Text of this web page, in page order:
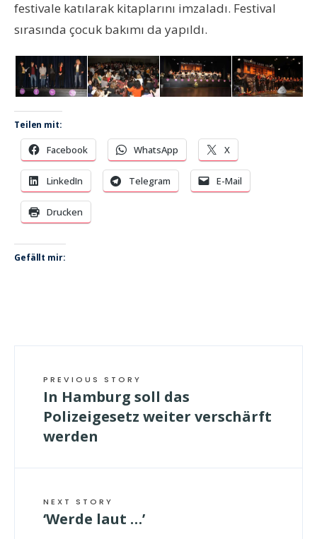
festivale katılarak kitaplarını imzaladı. Festival
sırasında çocuk bakımı da yapıldı.
Teilen mit:
Facebook WhatsApp X
LinkedIn Telegram E-Mail
Drucken
Gefällt mir:
PREVIOUS STORY
In Hamburg soll das
Polizeigesetz weiter verschärft
werden
NEXT STORY
‘Werde laut …’